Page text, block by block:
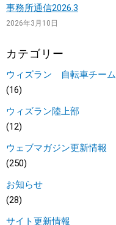
事務所通信2026.3
2026年3月10日
カテゴリー
ウィズラン 自転車チーム
(16)
ウィズラン陸上部
(12)
ウェブマガジン更新情報
(250)
お知らせ
(28)
サイト更新情報